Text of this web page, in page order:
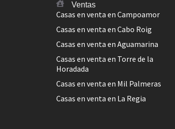
Ventas
Casas en venta en Campoamor
Casas en venta en Cabo Roig
Casas en venta en Aguamarina
Casas en venta en Torre de la
Horadada
Casas en venta en Mil Palmeras
Casas en venta en La Regia